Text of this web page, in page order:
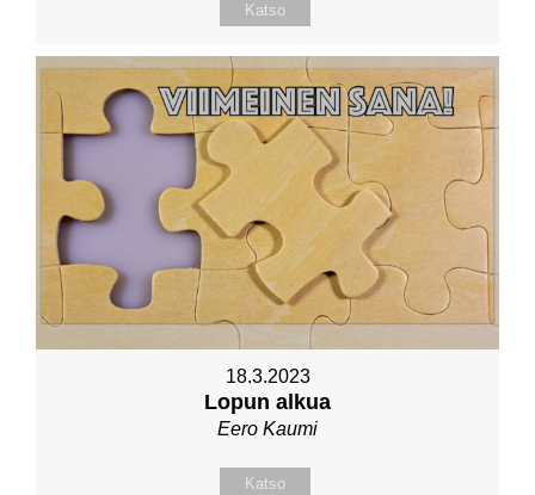
Katso
18.3.2023
Lopun alkua
Eero Kaumi
Katso